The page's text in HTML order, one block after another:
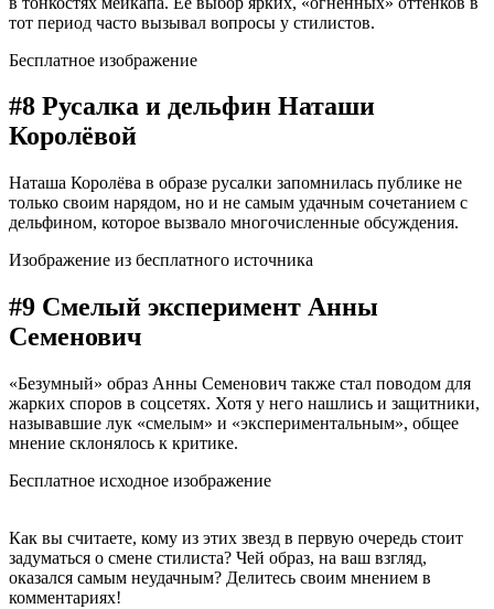
тот период часто вызывал вопросы у стилистов.
Бесплатное изображение
#8 Русалка и дельфин Наташи
Королёвой
Наташа Королёва в образе русалки запомнилась публике не
только своим нарядом, но и не самым удачным сочетанием с
дельфином, которое вызвало многочисленные обсуждения.
Изображение из бесплатного источника
#9 Смелый эксперимент Анны
Семенович
«Безумный» образ Анны Семенович также стал поводом для
жарких споров в соцсетях. Хотя у него нашлись и защитники,
называвшие лук «смелым» и «экспериментальным», общее
мнение склонялось к критике.
Бесплатное исходное изображение
Как вы считаете, кому из этих звезд в первую очередь стоит
задуматься о смене стилиста? Чей образ, на ваш взгляд,
оказался самым неудачным? Делитесь своим мнением в
комментариях!